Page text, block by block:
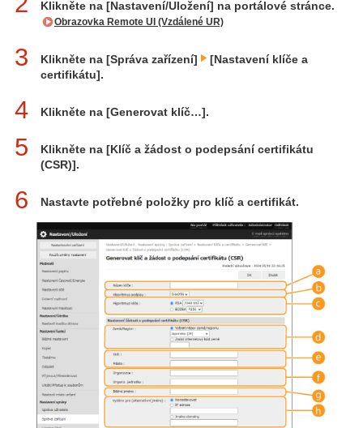
Klikněte na [Nastavení/Uložení] na portálové stránce.
Obrazovka Remote UI (Vzdálené UR)
3 Klikněte na [Správa zařízení]
[Nastavení klíče a
certifikátu].
4 Klikněte na [Generovat klíč…].
5
Klikněte na [Klíč a žádost o podepsání certifikátu
(CSR)].
6 Nastavte potřebné položky pro klíč a certifikát.